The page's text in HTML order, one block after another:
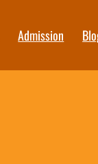
Admission